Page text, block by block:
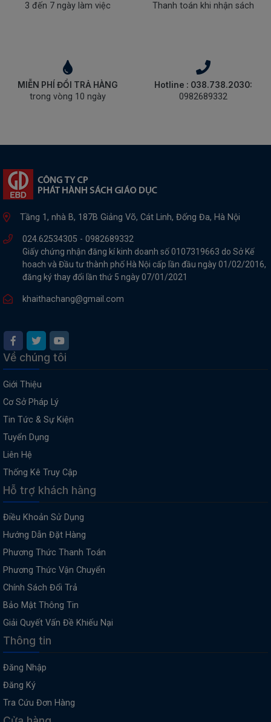
3 đến 7 ngày làm việc Thanh toán khi nhận sách
MIỄN PHÍ ĐỔI TRẢ HÀNG
trong vòng 10 ngày
Hotline : 038.738.2030:
0982689332
Tầng 1, nhà B, 187B Giảng Võ, Cát Linh, Đống Đa, Hà Nội
024.62534305 - 0982689332
Giấy chứng nhận đăng kí kinh doanh số 0107319663 do Sở Kế
hoach và Đầu tư thành phố Hà Nội cấp lần đầu ngày 01/02/2016,
đăng ký thay đổi lần thứ 5 ngày 07/01/2021
khaithachang@gmail.com
Về chúng tôi
Giới Thiệu
Cơ Sở Pháp Lý
Tin Tức & Sự Kiện
Tuyển Dụng
Liên Hệ
Thống Kê Truy Cập
Hỗ trợ khách hàng
Điều Khoản Sử Dụng
Hướng Dẫn Đặt Hàng
Phương Thức Thanh Toán
Phương Thức Vận Chuyển
Chính Sách Đổi Trả
Bảo Mật Thông Tin
Giải Quyết Vấn Đề Khiếu Nại
Thông tin
Đăng Nhập
Đăng Ký
Tra Cứu Đơn Hàng